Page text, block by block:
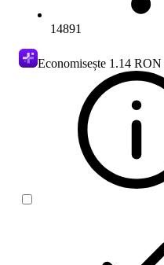
14891
Economisește 1.14 RON